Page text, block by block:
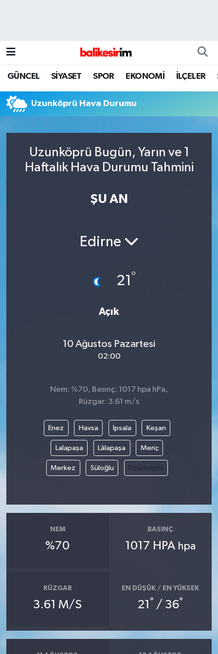
GÜNCEL SİYASET SPOR EKONOMİ İLÇELER
Uzunköprü Hava Durumu
Uzunköprü Bugün, Yarın ve 1
Haftalık Hava Durumu Tahmini
ŞU AN
Edirne
21 °
Açık
10 Ağustos Pazartesi
02:00
Nem: %70, Basınç: 1017 hpa hPa,
Rüzgar: 3.61 m/s
Enez Havsa İpsala Keşan
Lalapaşa Lâlapaşa Meriç
Merkez Süloğlu Uzunköprü
NEM
%70
BASINÇ
1017 HPA hpa
RÜZGAR
3.61 M/S
EN DÜŞÜK / EN YÜKSEK
21 ° / 36°